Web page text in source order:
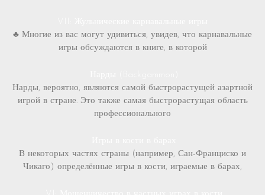
♣ Многие из вас могут удивиться, увидев, что карнавальные
игры обсуждаются в книге, в которой
Нарды, вероятно, являются самой быстрорастущей азартной
игрой в стране. Это также самая быстрорастущая область
профессионального
В некоторых частях страны (например, Сан-Франциско и
Чикаго) определённые игры в кости, играемые в барах,